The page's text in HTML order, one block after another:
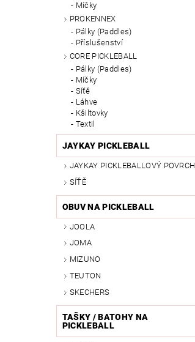
Míčky
PROKENNEX
Pálky (Paddles)
Příslušenství
CORE PICKLEBALL
Pálky (Paddles)
Míčky
Síťě
Láhve
Kšiltovky
Textil
JAYKAY PICKLEBALL
JAYKAY PICKLEBALLOVÝ POVRCH
SÍŤĚ
OBUV NA PICKLEBALL
JOOLA
JOMA
MIZUNO
TEUTON
SKECHERS
TAŠKY / BATOHY NA
PICKLEBALL